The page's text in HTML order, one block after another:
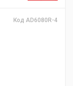
Код AD6080R-4